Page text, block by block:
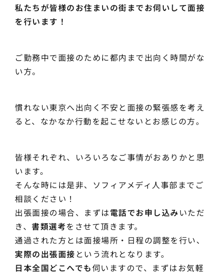
私たちが皆様のお住まいの街までお伺いして面接
を行います！
ご勤務中で面接のために都内まで出向く時間がな
い方。
慣れない東京へ出向く不安と面接の緊張感を考え
ると、なかなか行動を起こせないとお感じの方。
皆様それぞれ、いろいろなご事情がおありかと思
います。
そんな時には是非、ソフィアメディ人事部までご
相談ください！
出張面接の場合、まずは電話でお申し込み いただ
き、 書類選考をさせて頂きます。
通過された方とは面接場所・日程の調整を行い、
実際の出張面接 という流れとなります。
日本全国どこへでも伺いますので、まずはお気軽